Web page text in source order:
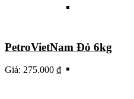
PetroVietNam Đỏ 6kg
Giá: 275.000 ₫